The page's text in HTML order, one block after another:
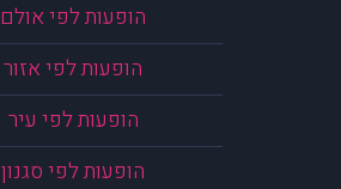
הופעות לפי אולם
הופעות לפי אזור
הופעות לפי עיר
הופעות לפי סגנון